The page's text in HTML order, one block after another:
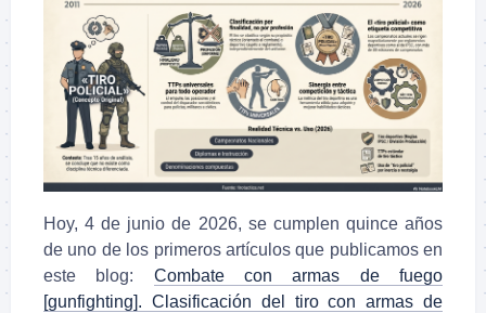
Hoy, 4 de junio de 2026, se cumplen quince años
de uno de los primeros artículos que publicamos en
este blog: Combate con armas de fuego
[gunfighting]. Clasificación del tiro con armas de